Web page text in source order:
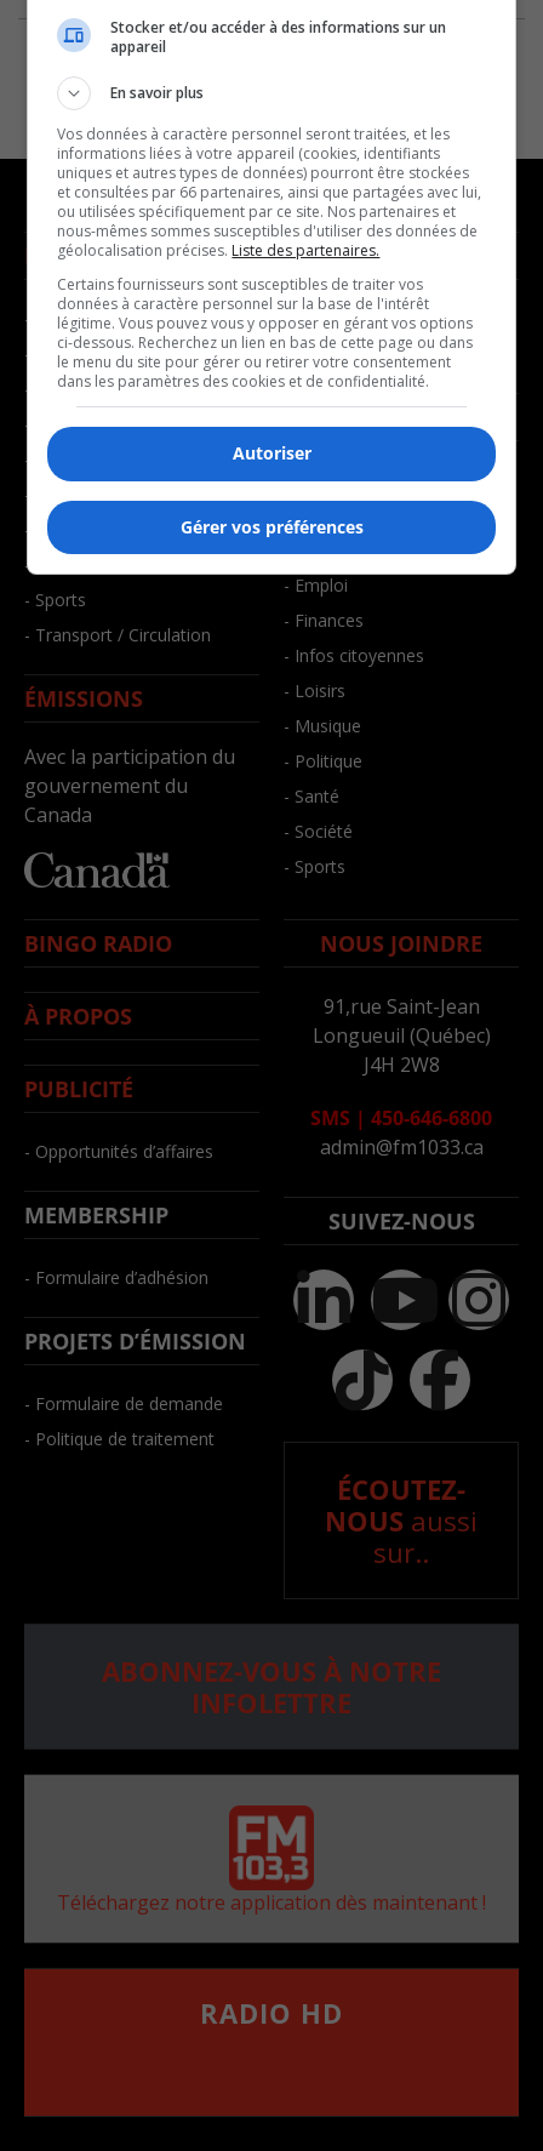
NOUVELLES
- Affaires municipales
- Communauté / Social
- Culture
- Économie
- Éducation
- Environnement
- Faits divers
- Santé et bien-être
- Sports
- Transport / Circulation
ÉMISSIONS
Avec la participation du
gouvernement du
Canada
MUSIQUE
- Décompte franco
- Joué récemment
BALADOS
- Affaires
- Art de vivre
- Bien-être
- Emploi
- Finances
- Infos citoyennes
- Loisirs
- Musique
- Politique
- Santé
- Société
- Sports
BINGO RADIO
À PROPOS
PUBLICITÉ
- Opportunités d’affaires
MEMBERSHIP
- Formulaire d’adhésion
PROJETS D’ÉMISSION
- Formulaire de demande
- Politique de traitement
NOUS JOINDRE
91,rue Saint-Jean
Longueuil (Québec)
J4H 2W8
SMS | 450-646-6800
admin@fm1033.ca
SUIVEZ-NOUS
ÉCOUTEZ-
NOUS aussi
sur..
ABONNEZ-VOUS À NOTRE
INFOLETTRE
Téléchargez notre application dès maintenant !
RADIO HD
Stocker et/ou accéder à des informations sur un
appareil
En savoir plus
Vos données à caractère personnel seront traitées, et les
informations liées à votre appareil (cookies, identifiants
uniques et autres types de données) pourront être stockées
et consultées par 66 partenaires, ainsi que partagées avec lui,
ou utilisées spécifiquement par ce site. Nos partenaires et
nous-mêmes sommes susceptibles d'utiliser des données de
géolocalisation précises. Liste des partenaires.
Certains fournisseurs sont susceptibles de traiter vos
données à caractère personnel sur la base de l'intérêt
légitime. Vous pouvez vous y opposer en gérant vos options
ci-dessous. Recherchez un lien en bas de cette page ou dans
le menu du site pour gérer ou retirer votre consentement
dans les paramètres des cookies et de confidentialité.
Autoriser
Gérer vos préférences